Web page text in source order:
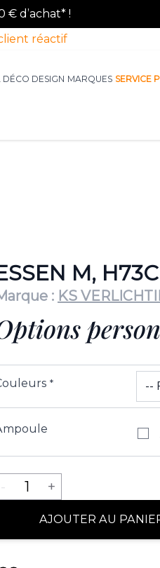
€ d’achat* !
réactif
DÉCO DESIGN MARQUES SERVICE
M,
: KS
*
- 1 +
AJOUTER AU